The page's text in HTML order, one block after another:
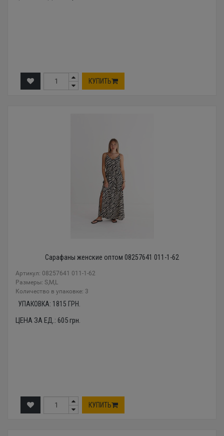
КУПИТЬ
Сарафаны женские оптом 08257641 011-1-62
Артикул: 08257641 011-1-62
Размеры: S,M,L
Количество в упаковке: 3
УПАКОВКА: 1815 ГРН.
ЦЕНА ЗА ЕД.: 605грн.
КУПИТЬ